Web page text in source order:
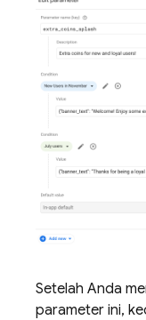
Setelah Anda
parameter ini,